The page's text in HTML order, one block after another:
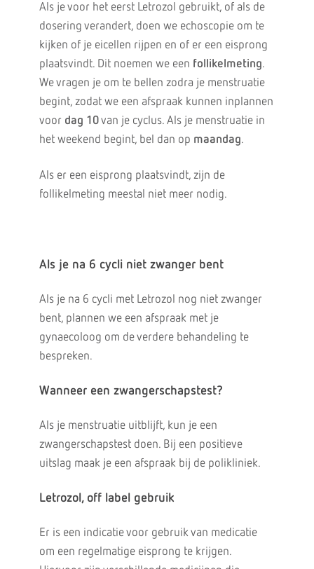
Als je voor het eerst Letrozol gebruikt, of als de
dosering verandert, doen we echoscopie om te
kijken of je eicellen rijpen en of er een eisprong
plaatsvindt. Dit noemen we een follikelmeting.
We vragen je om te bellen zodra je menstruatie
begint, zodat we een afspraak kunnen inplannen
voor dag 10van je cyclus. Als je menstruatie in
het weekend begint, bel dan op maandag.
Als er een eisprong plaatsvindt, zijn de
follikelmeting meestal niet meer nodig.
Als je na 6 cycli niet zwanger bent
Als je na 6 cycli met Letrozol nog niet zwanger
bent, plannen we een afspraak met je
gynaecoloog om de verdere behandeling te
bespreken.
Wanneer een zwangerschapstest?
Als je menstruatie uitblijft, kun je een
zwangerschapstest doen. Bij een positieve
uitslag maak je een afspraak bij de polikliniek.
Letrozol, off label gebruik
Er is een indicatie voor gebruik van medicatie
om een regelmatige eisprong te krijgen.